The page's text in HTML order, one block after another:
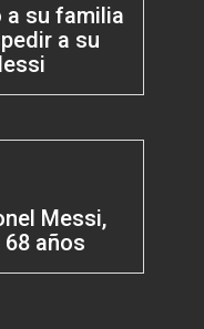
a su familia
a su
Messi,
años